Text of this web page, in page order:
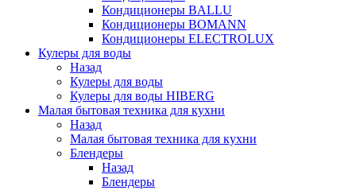
Кондиционеры BALLU
Кондиционеры BOMANN
Кондиционеры ELECTROLUX
Кулеры для воды
Назад
Кулеры для воды
Кулеры для воды HIBERG
Малая бытовая техника для кухни
Назад
Малая бытовая техника для кухни
Блендеры
Назад
Блендеры